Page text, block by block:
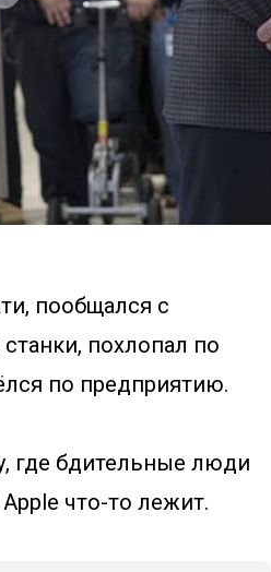
пообщался с
похлопал по
по предприятию.
где бдительные люди
что-то лежит.